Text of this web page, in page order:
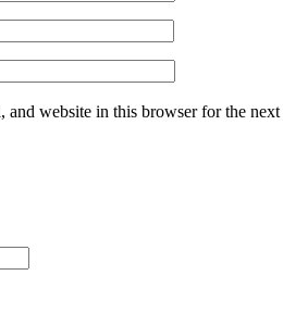
and website in this browser for the